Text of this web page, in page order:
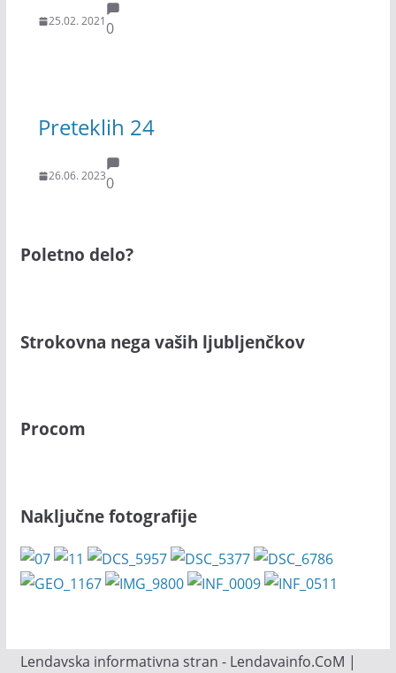
25.02. 20210
Preteklih 24
26.06. 20230
Poletno delo?
Strokovna nega vaših ljubljenčkov
Procom
Naključne fotografije
Lendavska informativna stran - Lendavainfo.CoM |